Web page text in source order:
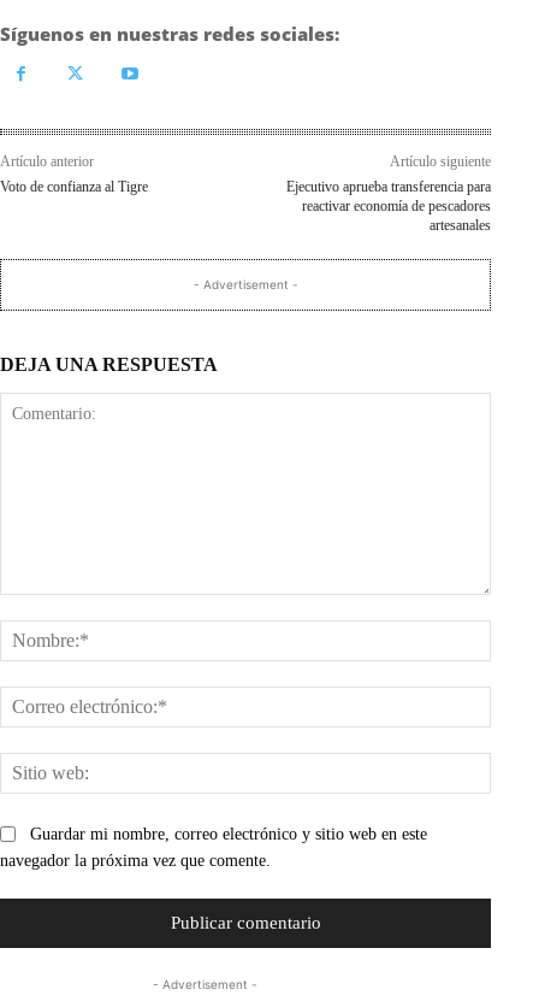
Síguenos en nuestras redes sociales:
Artículo anterior
Voto de confianza al Tigre
Artículo siguiente
Ejecutivo aprueba transferencia para
reactivar economía de pescadores
artesanales
- Advertisement -
DEJA UNA RESPUESTA
web:
Guardar mi nombre, correo electrónico y sitio web en este
navegador la próxima vez que comente.
- Advertisement -